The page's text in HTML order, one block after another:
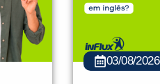
03/08/2026